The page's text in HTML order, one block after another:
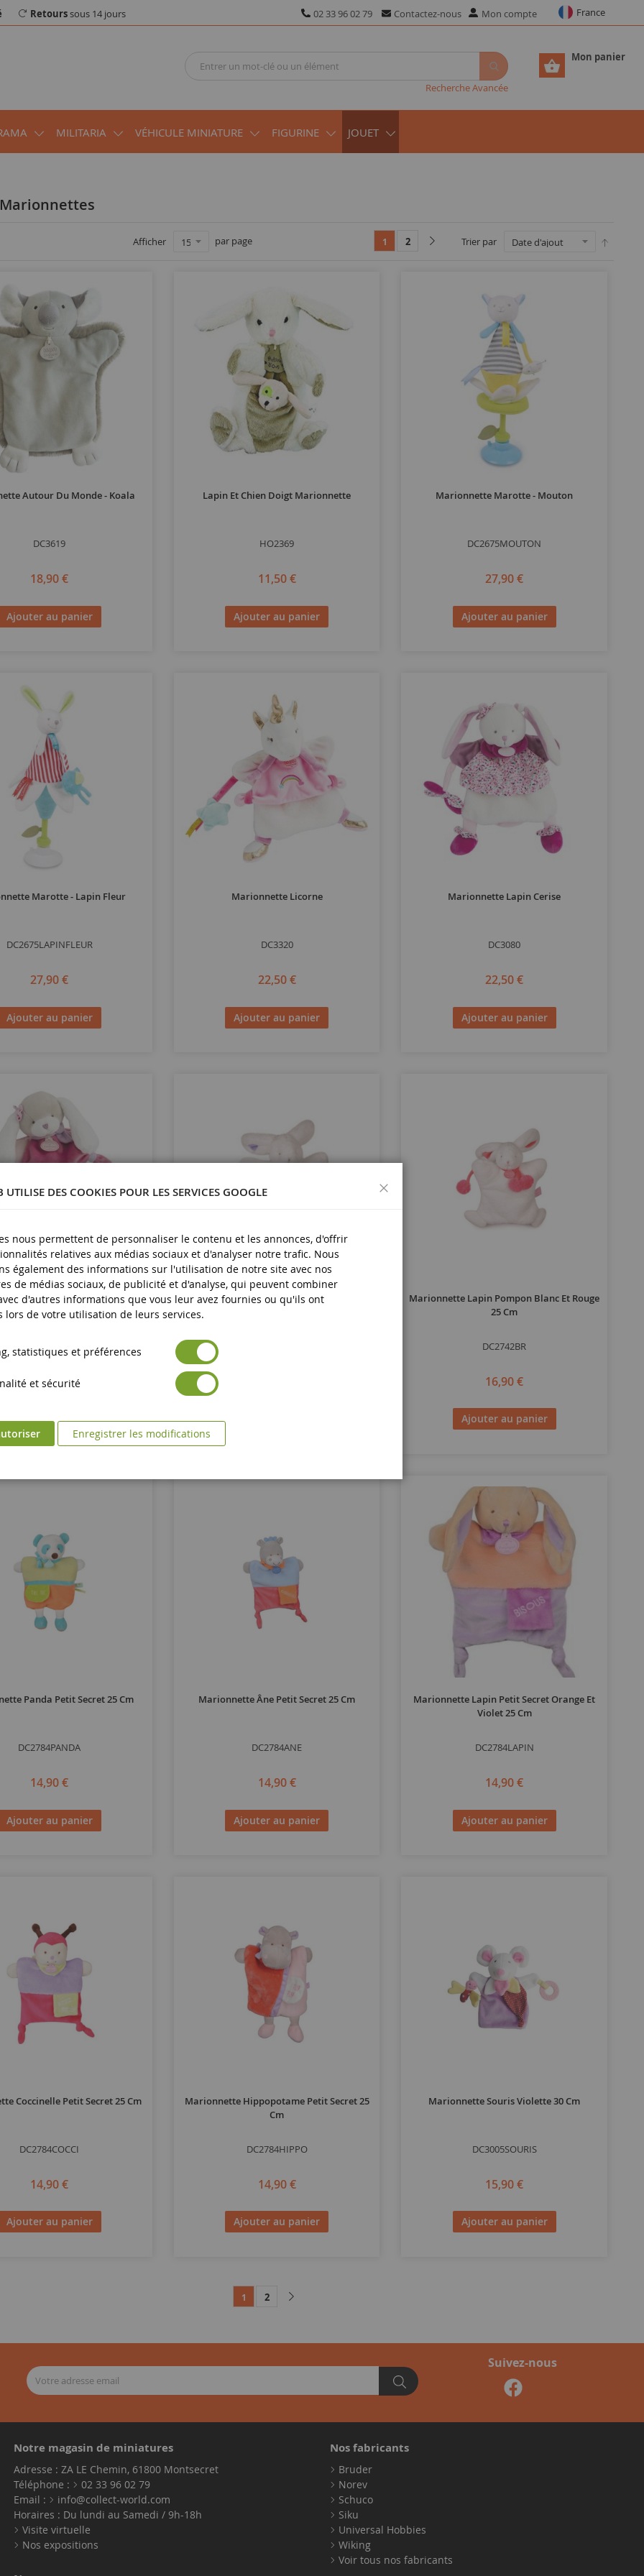
Retourssous 14 jours 02 33 96 02 79 Contactez-nous Mon compte France
Mon panier
Recherche Avancée
MILITARIA VÉHICULE MINIATURE FIGURINE JOUET
Marionnettes
Trier par
Afficher par page 1 2
Autour Du Monde - Koala
DC3619
18,90 €
Ajouter au panier
Lapin Et Chien Doigt Marionnette
HO2369
11,50 €
Ajouter au panier
Marionnette Marotte - Mouton
DC2675MOUTON
27,90 €
Ajouter au panier
Marotte - Lapin Fleur
DC2675LAPINFLEUR
27,90 €
Ajouter au panier
Marionnette Licorne
DC3320
22,50 €
Ajouter au panier
Marionnette Lapin Cerise
DC3080
22,50 €
Ajouter au panier
Chien Toopi Pour Fille
DC3083
22,50 €
Ajouter au panier
Marionnette Lapin Pompon Blanc Et Violet
Marionnette Lapin Pompon Blanc Et Rouge
25 Cm
DC2742BR
16,90 €
Ajouter au panier
Panda Petit Secret 25 Cm
DC2784PANDA
14,90 €
Ajouter au panier
Marionnette Âne Petit Secret 25 Cm
DC2784ANE
14,90 €
Ajouter au panier
Marionnette Lapin Petit Secret Orange Et
Violet 25 Cm
DC2784LAPIN
14,90 €
Ajouter au panier
Coccinelle Petit Secret 25 Cm
DC2784COCCI
14,90 €
Ajouter au panier
Marionnette Hippopotame Petit Secret 25
Cm
DC2784HIPPO
14,90 €
Ajouter au panier
Marionnette Souris Violette 30 Cm
DC3005SOURIS
15,90 €
Ajouter au panier
1 2
Suivez-nous
Notre magasin de miniatures
Adresse : ZA LE Chemin, 61800 Montsecret
Téléphone :
02 33 96 02 79
Email :
info@collect-world.com
Horaires : Du lundi au Samedi / 9h-18h
Visite virtuelle
Nos expositions
Nos fabricants
Bruder
Norev
Schuco
Siku
Universal Hobbies
Wiking
Voir tous nos fabricants
UTILISE DES COOKIES POUR LES SERVICES GOOGLE
nous permettent de personnaliser le contenu et les annonces, d'offrir
relatives aux médias sociaux et d'analyser notre trafic. Nous
également des informations sur l'utilisation de notre site avec nos
de médias sociaux, de publicité et d'analyse, qui peuvent combiner
d'autres informations que vous leur avez fournies ou qu'ils ont
lors de votre utilisation de leurs services.
statistiques et préférences
et sécurité
Enregistrer les modifications